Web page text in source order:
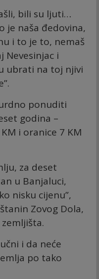
bili su ljuti…
je naša đedovina,
i to je to, nemaš
Nevesinjac i
ubrati na toj njivi
ponuditi
godina –
i oranice 7 KM
za deset
u Banjaluci,
nisku cijenu”,
Zovog Dola,
i da neće
po tako